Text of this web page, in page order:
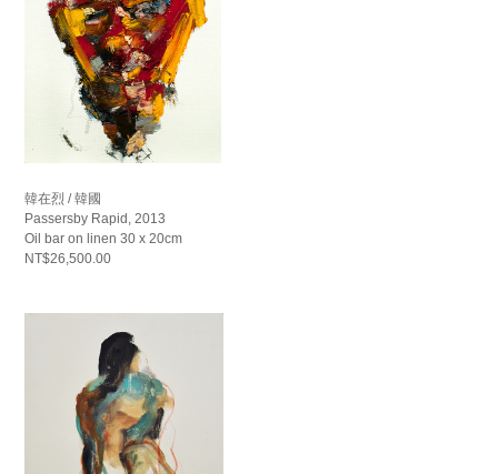
韓在烈 / 韓國
Passersby Rapid, 2013
Oil bar on linen 30 x 20cm
NT$26,500.00